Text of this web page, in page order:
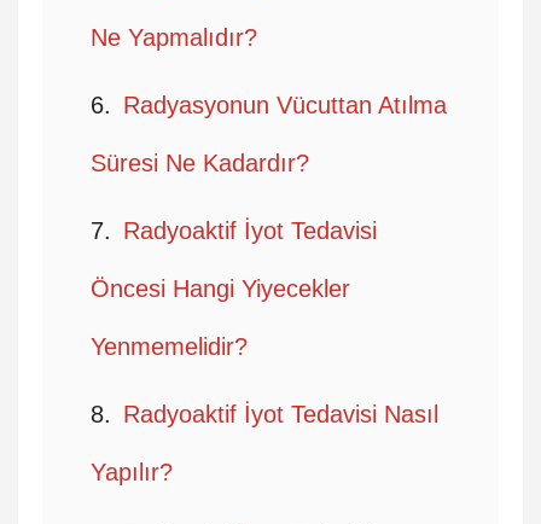
Ne Yapmalıdır?
Radyasyonun Vücuttan Atılma
Süresi Ne Kadardır?
Radyoaktif İyot Tedavisi
Öncesi Hangi Yiyecekler
Yenmemelidir?
Radyoaktif İyot Tedavisi Nasıl
Yapılır?